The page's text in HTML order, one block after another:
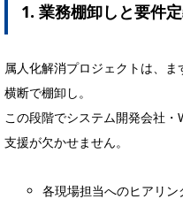
1. 業務棚卸しと要件
属人化解消プロジェクトは、
横断で棚卸し。
この段階でシステム開発会社
支援が欠かせません。
各現場担当へのヒアリン